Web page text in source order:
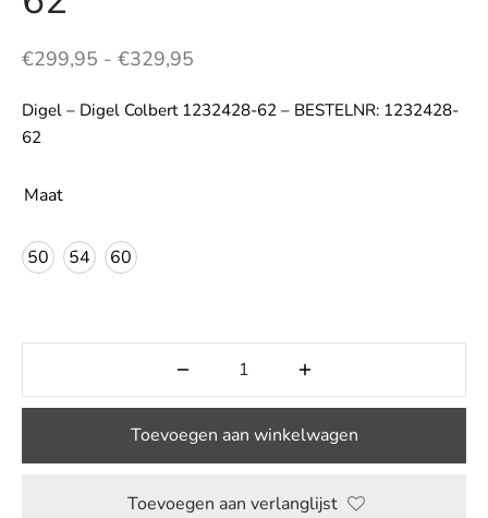
€299,95 - €329,95
tot
Digel – Digel Colbert 1232428-62 – BESTELNR: 1232428-
62
Maat
50 54 60
Toevoegen aan winkelwagen
Toevoegen aan verlanglijst